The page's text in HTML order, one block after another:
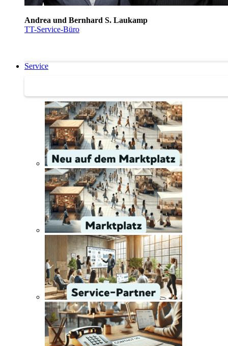
Andrea und Bernhard S. Laukamp
TT-Service-Büro
Service